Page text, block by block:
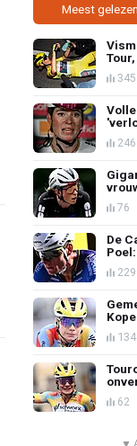
Meest gelezen
345
246
76
De
229
134
62